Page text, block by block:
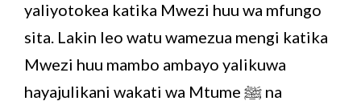
yaliyotokea katika Mwezi huu wa mfungo
sita. Lakin leo watu wamezua mengi katika
Mwezi huu mambo ambayo yalikuwa
hayajulikani wakati wa Mtume ﷺ na